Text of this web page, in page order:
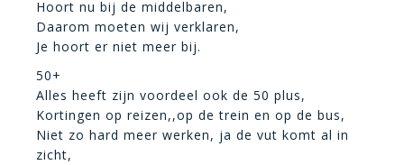
Hoort nu bij de middelbaren,
Daarom moeten wij verklaren,
Je hoort er niet meer bij.
50+
Alles heeft zijn voordeel ook de 50 plus,
Kortingen op reizen,,op de trein en op de bus,
Niet zo hard meer werken, ja de vut komt al in
zicht,